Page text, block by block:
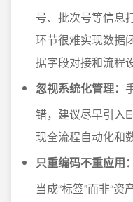
号、批次号等信息
环节很难实现数据
据字段对接和流程
忽视系统化管理：
错，建议尽早引入
现全流程自动化和
只重编码不重应用：
当成“标签”而非“